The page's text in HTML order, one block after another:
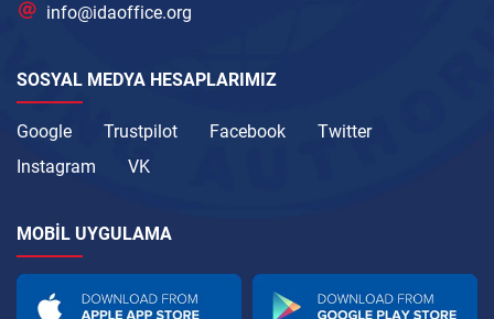
info@idaoffice.org
SOSYAL MEDYA HESAPLARIMIZ
Google Trustpilot Facebook
Twitter
Instagram
VK
MOBIL UYGULAMA